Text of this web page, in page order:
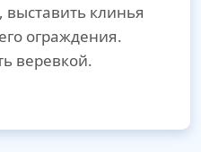
клинья
ограждения.
веревкой.